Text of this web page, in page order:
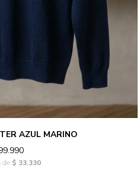
AZUL MARINO
de $ 33.330